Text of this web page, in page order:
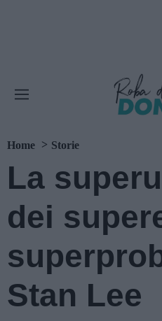
Home Storie
La
dei
Stan Lee